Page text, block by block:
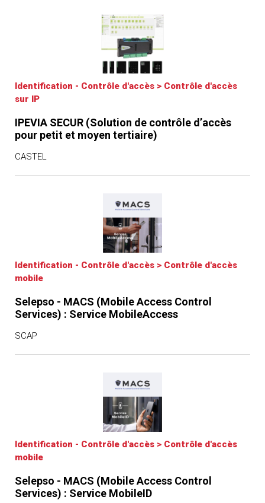
Identification - Contrôle d'accès > Contrôle d'accès
sur IP
IPEVIA SECUR (Solution de contrôle d’accès
pour petit et moyen tertiaire)
CASTEL
Identification - Contrôle d'accès > Contrôle d'accès
mobile
Selepso - MACS (Mobile Access Control
Services) : Service MobileAccess
SCAP
Identification - Contrôle d'accès > Contrôle d'accès
mobile
Selepso - MACS (Mobile Access Control
Services) : Service MobileID